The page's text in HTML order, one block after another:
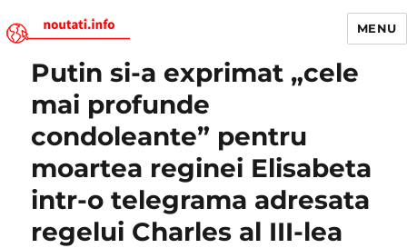
Noutati.Info
MENU
Putin si-a exprimat „cele
mai profunde
condoleante” pentru
moartea reginei Elisabeta
intr-o telegrama adresata
regelui Charles al III-lea